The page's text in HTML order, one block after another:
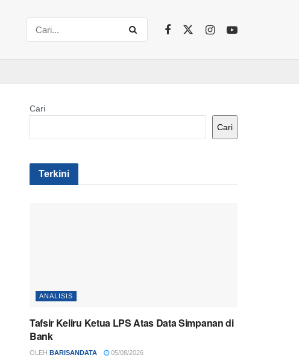
Cari
Cari
Terkini
ANALISIS
Tafsir Keliru Ketua LPS Atas Data Simpanan di
Bank
OLEH BARISANDATA 05/08/2026